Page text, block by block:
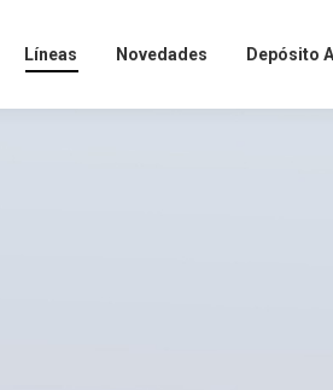
Líneas Novedades Depósito
y profesionales, dentro de un
en el mercado textil. Ingresa
a la brevedad posible.